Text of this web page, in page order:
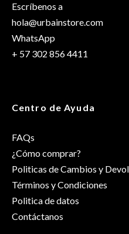
Género
Escríbenos a
hola@urbainstore.com
WhatsApp
+ 57 302 856 4411
Centro de Ayuda
FAQs
¿Cómo comprar?
Politicas de Cambios y
Términos y Condiciones
Politica de datos
Contáctanos